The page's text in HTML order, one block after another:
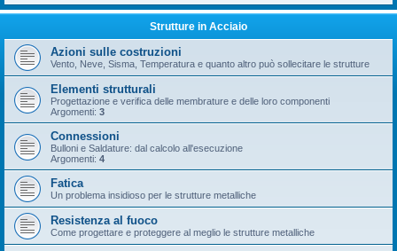
Strutture in Acciaio
Azioni sulle costruzioni
Vento, Neve, Sisma, Temperatura e quanto altro può sollecitare le strutture
Elementi strutturali
Progettazione e verifica delle membrature e delle loro componenti
Argomenti: 3
Connessioni
Bulloni e Saldature: dal calcolo all'esecuzione
Argomenti: 4
Fatica
Un problema insidioso per le strutture metalliche
Resistenza al fuoco
Come progettare e proteggere al meglio le strutture metalliche